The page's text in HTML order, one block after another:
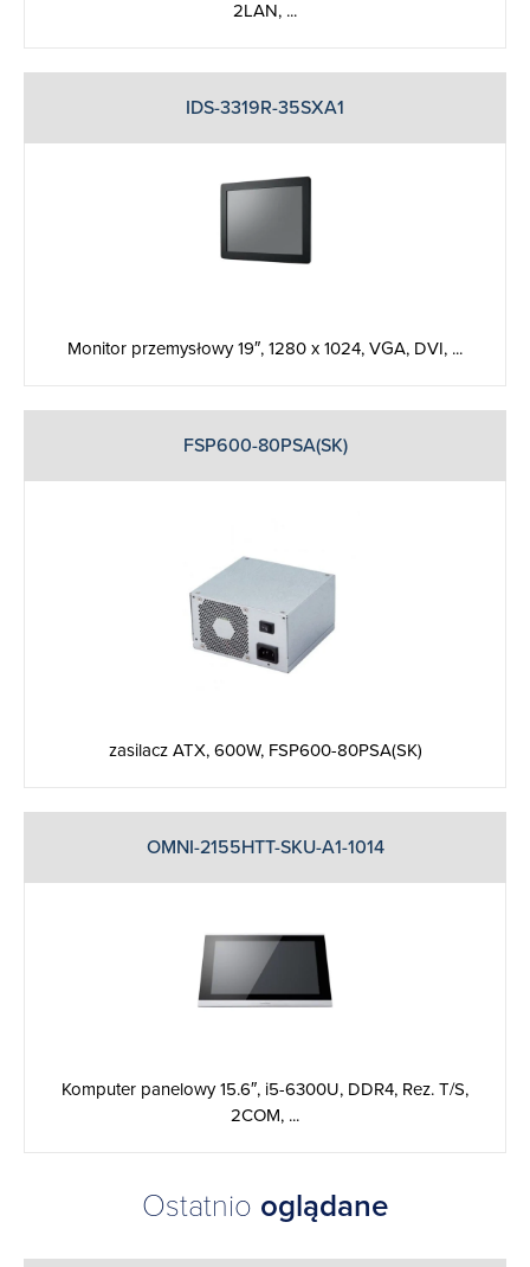
2LAN, ...
IDS-3319R-35SXA1
Monitor przemysłowy 19″, 1280 x 1024, VGA, DVI, ...
FSP600-80PSA(SK)
zasilacz ATX, 600W, FSP600-80PSA(SK)
OMNI-2155HTT-SKU-A1-1014
Komputer panelowy 15.6″, i5-6300U, DDR4, Rez. T/S,
2COM, ...
Ostatnio oglądane